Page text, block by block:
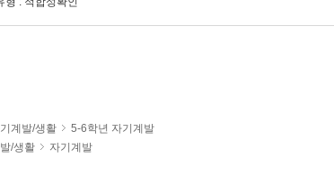
계발/생활
5-6학년 자기계발
/생활 자기계발